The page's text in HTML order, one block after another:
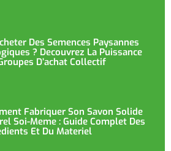
Des Semences Paysannes
? Decouvrez La Puissance
D’achat Collectif
Fabriquer Son Savon Solide
Soi-Meme : Guide Complet Des
Et Du Materiel